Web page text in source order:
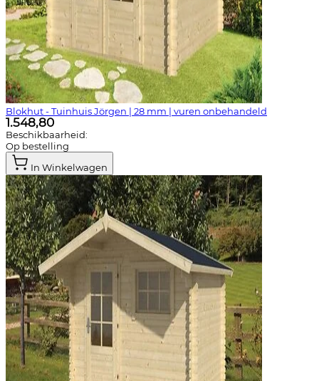
Blokhut - Tuinhuis Jörgen | 28 mm | vuren onbehandeld
1.548,80
Beschikbaarheid:
Op bestelling
In Winkelwagen